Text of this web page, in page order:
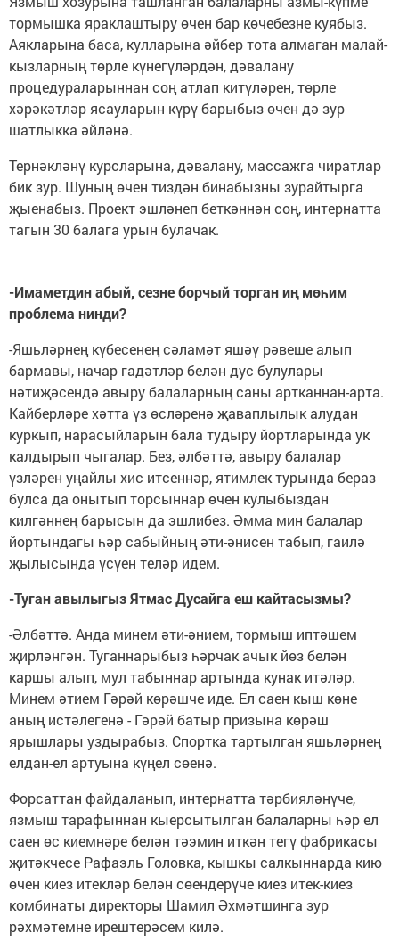
тормышка яраклаштыру өчен бар көчебезне куябыз.
Аякларына баса, кулларына әйбер тота алмаган малай-
кызларның төрле күнегүләрдән, дәвалану
процедураларыннан соң атлап китүләрен, төрле
хәрәкәтләр ясауларын күрү барыбыз өчен дә зур
шатлыкка әйләнә.
Тернәкләнү курсларына, дәвалану, массажга чиратлар
бик зур. Шуның өчен тиздән бинабызны зурайтырга
җыенабыз. Проект эшләнеп беткәннән соң, интернатта
тагын 30 балага урын булачак.
-Имаметдин абый, сезне борчый торган иң мөһим
проблема нинди?
-Яшьләрнең күбесенең сәламәт яшәү рәвеше алып
бармавы, начар гадәтләр белән дус булулары
нәтиҗәсендә авыру балаларның саны артканнан-арта.
Кайберләре хәтта үз өсләренә җаваплылык алудан
куркып, нарасыйларын бала тудыру йортларында ук
калдырып чыгалар. Без, әлбәттә, авыру балалар
үзләрен уңайлы хис итсеннәр, ятимлек турында бераз
булса да онытып торсыннар өчен кулыбыздан
килгәннең барысын да эшлибез. Әмма мин балалар
йортындагы һәр сабыйның әти-әнисен табып, гаилә
җылысында үсүен теләр идем.
-Туган авылыгыз Ятмас Дусайга еш кайтасызмы?
-Әлбәттә. Анда минем әти-әнием, тормыш иптәшем
җирләнгән. Туганнарыбыз һәрчак ачык йөз белән
каршы алып, мул табыннар артында кунак итәләр.
Минем әтием Гәрәй көрәшче иде. Ел саен кыш көне
аның истәлегенә - Гәрәй батыр призына көрәш
ярышлары уздырабыз. Спортка тартылган яшьләрнең
елдан-ел артуына күңел сөенә.
Форсаттан файдаланып, интернатта тәрбияләнүче,
язмыш тарафыннан кыерсытылган балаларны һәр ел
саен өс киемнәре белән тәэмин иткән тегү фабрикасы
җитәкчесе Рафаэль Головка, кышкы салкыннарда кию
өчен киез итекләр белән сөендерүче киез итек-киез
комбинаты директоры Шамил Әхмәтшинга зур
рәхмәтемне ирештерәсем килә.